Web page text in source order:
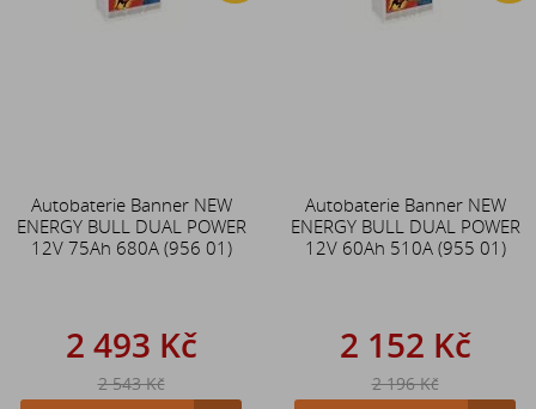
Autobaterie Banner NEW
ENERGY BULL DUAL POWER
12V 75Ah 680A (956 01)
2 493 Kč
2 543 Kč
Autobaterie Banner NEW
ENERGY BULL DUAL POWER
12V 60Ah 510A (955 01)
2 152 Kč
2 196 Kč